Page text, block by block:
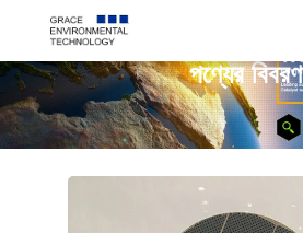
পণ্যের বিবরণ